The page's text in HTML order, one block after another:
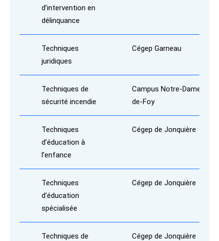
d’intervention en
délinquance
Techniques
juridiques
Cégep Garneau
Techniques de
sécurité incendie
Campus Notre-Dame-
de-Foy
Techniques
d’éducation à
l’enfance
Cégep de Jonquière
Techniques
d’éducation
spécialisée
Cégep de Jonquière
Techniques de
Cégep de Jonquière